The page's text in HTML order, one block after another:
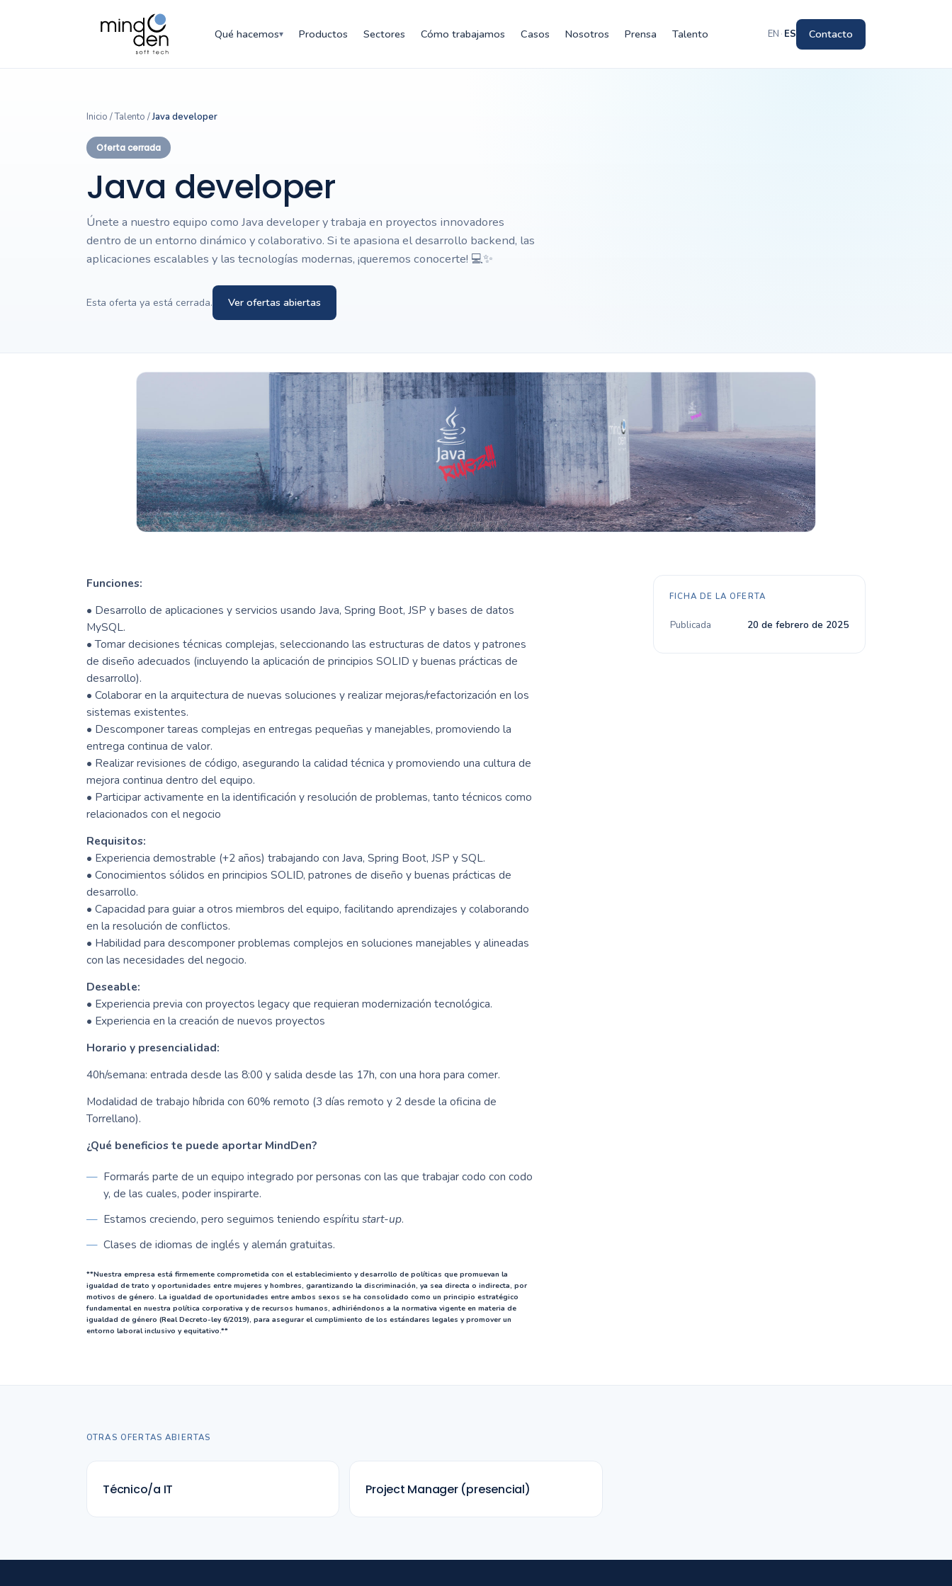
Qué hacemos▾ Productos Sectores Cómo trabajamos Casos Nosotros Prensa Talento EN · ES Contacto
Inicio /Talento /Java developer
Oferta cerrada
Java developer
Únete a nuestro equipo como Java developer y trabaja en proyectos innovadores
dentro de un entorno dinámico y colaborativo. Si te apasiona el desarrollo backend, las
aplicaciones escalables y las tecnologías modernas, ¡queremos conocerte! 💻✨
Esta oferta ya está cerrada. Ver ofertas abiertas
Funciones:
• Desarrollo de aplicaciones y servicios usando Java, Spring Boot, JSP y bases de datos
MySQL.
• Tomar decisiones técnicas complejas, seleccionando las estructuras de datos y patrones
de diseño adecuados (incluyendo la aplicación de principios SOLID y buenas prácticas de
desarrollo).
• Colaborar en la arquitectura de nuevas soluciones y realizar mejoras/refactorización en los
sistemas existentes.
• Descomponer tareas complejas en entregas pequeñas y manejables, promoviendo la
entrega continua de valor.
• Realizar revisiones de código, asegurando la calidad técnica y promoviendo una cultura de
mejora continua dentro del equipo.
• Participar activamente en la identificación y resolución de problemas, tanto técnicos como
relacionados con el negocio
Requisitos:
• Experiencia demostrable (+2 años) trabajando con Java, Spring Boot, JSP y SQL.
• Conocimientos sólidos en principios SOLID, patrones de diseño y buenas prácticas de
desarrollo.
• Capacidad para guiar a otros miembros del equipo, facilitando aprendizajes y colaborando
en la resolución de conflictos.
• Habilidad para descomponer problemas complejos en soluciones manejables y alineadas
con las necesidades del negocio.
Deseable:
• Experiencia previa con proyectos legacy que requieran modernización tecnológica.
• Experiencia en la creación de nuevos proyectos
Horario y presencialidad:
40h/semana: entrada desde las 8:00 y salida desde las 17h, con una hora para comer.
Modalidad de trabajo híbrida con 60% remoto (3 días remoto y 2 desde la oficina de
Torrellano).
¿Qué beneficios te puede aportar MindDen?
Formarás parte de un equipo integrado por personas con las que trabajar codo con codo
y, de las cuales, poder inspirarte.
Estamos creciendo, pero seguimos teniendo espíritu start-up.
Clases de idiomas de inglés y alemán gratuitas.
**Nuestra empresa está firmemente comprometida con el establecimiento y desarrollo de políticas que promuevan la
igualdad de trato y oportunidades entre mujeres y hombres, garantizando la discriminación, ya sea directa o indirecta, por
motivos de género. La igualdad de oportunidades entre ambos sexos se ha consolidado como un principio estratégico
fundamental en nuestra política corporativa y de recursos humanos, adhiriéndonos a la normativa vigente en materia de
igualdad de género (Real Decreto-ley 6/2019), para asegurar el cumplimiento de los estándares legales y promover un
entorno laboral inclusivo y equitativo.**
FICHA DE LA OFERTA
Publicada 20 de febrero de 2025
OTRAS OFERTAS ABIERTAS
Técnico/a IT Project Manager (presencial)